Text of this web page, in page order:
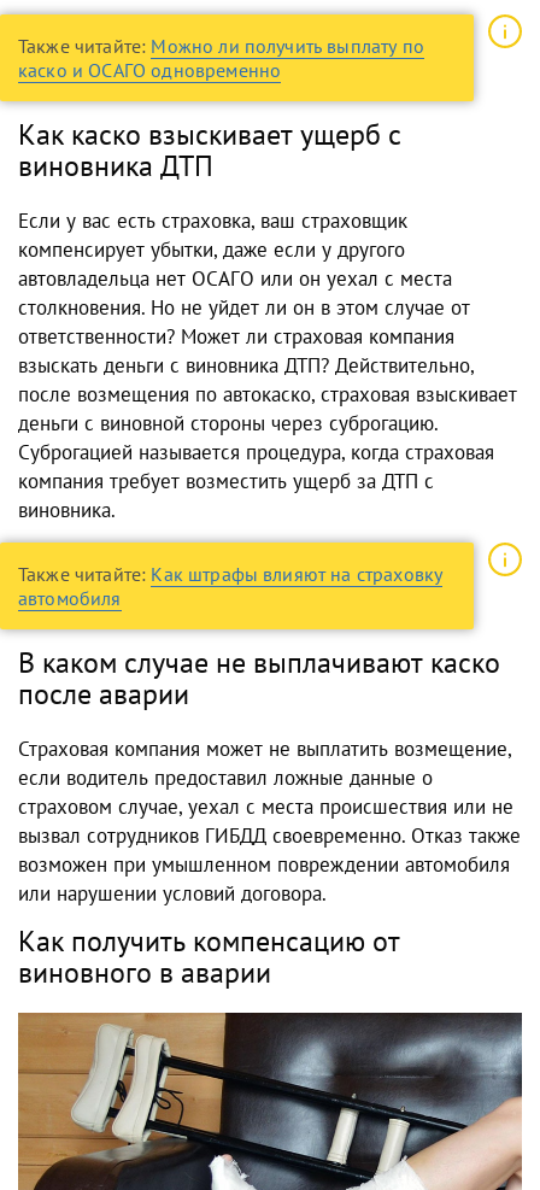
Также читайте: Можно ли получить выплату по
каско и ОСАГО одновременно
Как каско взыскивает ущерб с
виновника ДТП
Если у вас есть страховка, ваш страховщик
компенсирует убытки, даже если у другого
автовладельца нет ОСАГО или он уехал с места
столкновения. Но не уйдет ли он в этом случае от
ответственности? Может ли страховая компания
взыскать деньги с виновника ДТП? Действительно,
после возмещения по автокаско, страховая взыскивает
деньги с виновной стороны через суброгацию.
Суброгацией называется процедура, когда страховая
компания требует возместить ущерб за ДТП с
виновника.
Также читайте: Как штрафы влияют на страховку
автомобиля
В каком случае не выплачивают каско
после аварии
Страховая компания может не выплатить возмещение,
если водитель предоставил ложные данные о
страховом случае, уехал с места происшествия или не
вызвал сотрудников ГИБДД своевременно. Отказ также
возможен при умышленном повреждении автомобиля
или нарушении условий договора.
Как получить компенсацию от
виновного в аварии